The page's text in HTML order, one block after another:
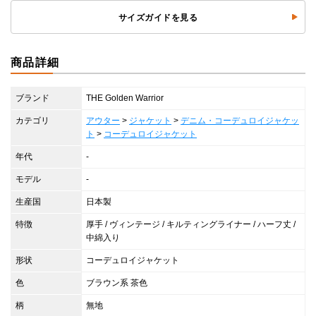
サイズガイドを見る
商品詳細
ブランド THE Golden Warrior
カテゴリ アウター > ジャケット > デニム・コーデュロイジャケッ
ト > コーデュロイジャケット
年代 -
モデル -
生産国 日本製
特徴
厚手 / ヴィンテージ / キルティングライナー / ハーフ丈 /
中綿入り
形状 コーデュロイジャケット
色 ブラウン系 茶色
柄 無地